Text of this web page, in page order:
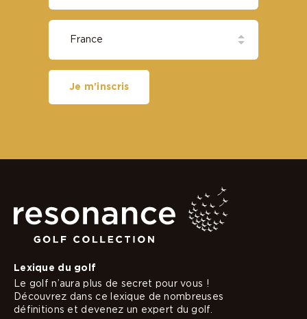
Lexique du golf
Le golf n’aura plus de secret pour vous !
Découvrez dans ce lexique de nombreuses
définitions et devenez un expert du golf.
Je m'inscris